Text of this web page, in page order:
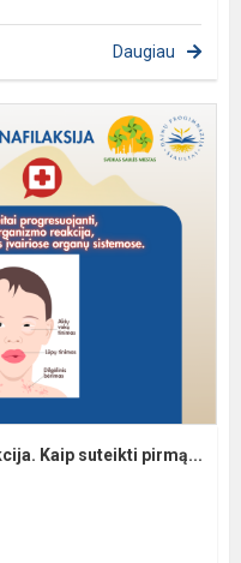
Daugiau
Kaip suteikti pirmą...